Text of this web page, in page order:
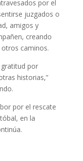
por el
juzgados o
amigos y
creando
caminos.
gratitud por
historias,”
por el rescate
en la